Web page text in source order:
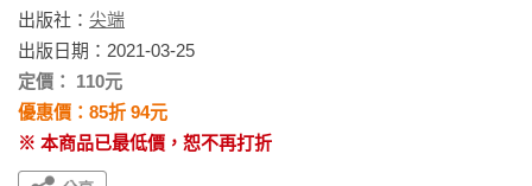
出版社： 尖端
出版日期：2021-03-25
定價： 110元
優惠價：85折 94元
※ 本商品已最低價，恕不再打折